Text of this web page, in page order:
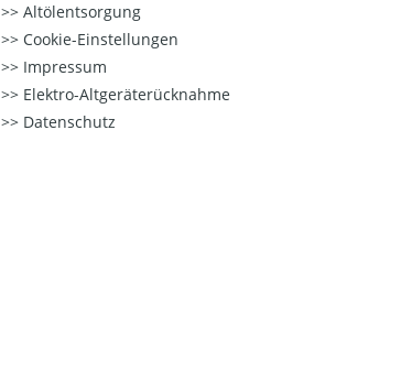
Altölentsorgung
Cookie-Einstellungen
Impressum
Elektro-Altgeräterücknahme
Datenschutz